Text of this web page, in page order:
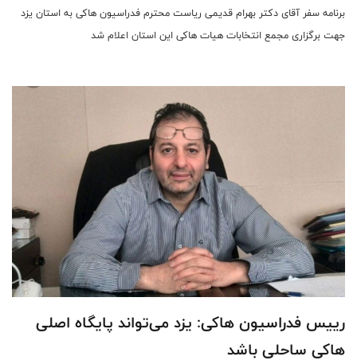
برنامه سفر آقای دکتر بهرام قدیمی ریاست محترم فدراسیون هاکی به استان یزد
جهت برگزاری مجمع انتخابات هیات هاکی این استان اعلام شد
رییس فدراسیون ها‌کی: یزد می‌تواند پایگاه اصلی
ها‌کی ساحلی باشد